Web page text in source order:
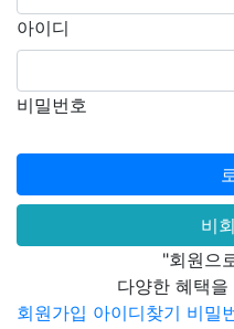
아이디
비밀번호
비
"회원으
다양한 혜택
회원가입 아이디찾기 비밀